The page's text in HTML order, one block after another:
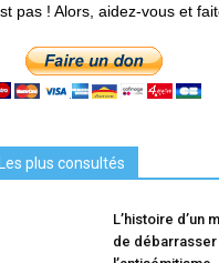
pas ! Alors, aidez-vous et
Les plus consultés
L’histoire d’un
de débarrasser